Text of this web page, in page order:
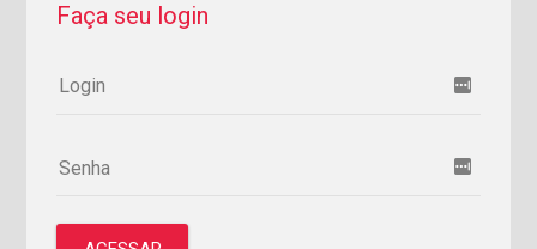
Faça seu login